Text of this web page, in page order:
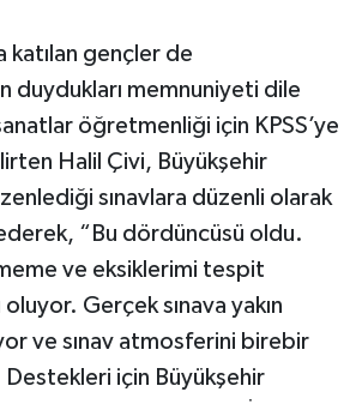
katılan gençler de
duydukları memnuniyeti dile
öğretmenliği için KPSS’ye
Halil Çivi, Büyükşehir
sınavlara düzenli olarak
ederek, “Bu dördüncüsü oldu.
ve eksiklerimi tespit
Gerçek sınava yakın
ve sınav atmosferini birebir
için Büyükşehir